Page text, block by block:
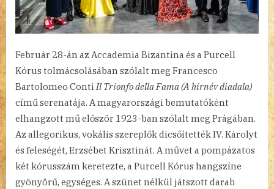
Február 28-án az Accademia Bizantina és a Purcell
Kórus tolmácsolásában szólalt meg Francesco
Bartolomeo ContiIl Trionfo della Fama (A hírnév diadala)
című serenatája. A magyarországi bemutatóként
elhangzott mű először 1923-ban szólalt meg Prágában.
Az allegorikus, vokális szereplők dicsőítették IV. Károlyt
és feleségét, Erzsébet Krisztinát. A művet a pompázatos
két kórusszám keretezte, a Purcell Kórus hangszíne
gyönyörű, egységes. A szünet nélkül játszott darab